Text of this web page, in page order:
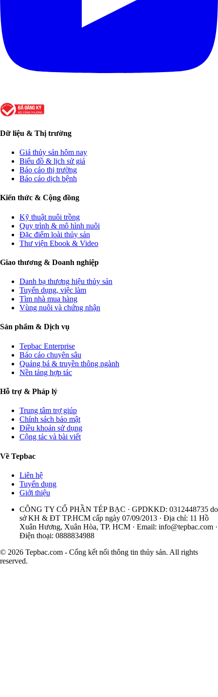
Dữ liệu & Thị trường
Giá thủy sản hôm nay
Biểu đồ & lịch sử giá
Báo cáo thị trường
Báo cáo dịch bệnh
Kiến thức & Cộng đồng
Kỹ thuật nuôi trồng
Quy trình & mô hình nuôi
Đặc điểm loài thủy sản
Thư viện Ebook & Video
Giao thương & Doanh nghiệp
Danh bạ thương hiệu thủy sản
Tuyển dụng, việc làm
Tìm nhà mua hàng
Vùng nuôi và chứng nhận
Sản phẩm & Dịch vụ
Tepbac Enterprise
Báo cáo chuyên sâu
Quảng bá & truyền thông ngành
Nền tảng hợp tác
Hỗ trợ & Pháp lý
Trung tâm trợ giúp
Chính sách bảo mật
Điều khoản sử dụng
Cộng tác và bài viết
Về Tepbac
Liên hệ
Tuyển dụng
Giới thiệu
CÔNG TY CỔ PHẦN TÉP BẠC · GPDKKD: 0312448735 do
sở KH & ĐT TP.HCM cấp ngày 07/09/2013 · Địa chỉ: 11 Hồ
Xuân Hương, Xuân Hòa, TP. HCM · Email: info@tepbac.com ·
Điện thoại: 0888834988
© 2026 Tepbac.com - Cổng kết nối thông tin thủy sản. All rights
reserved.